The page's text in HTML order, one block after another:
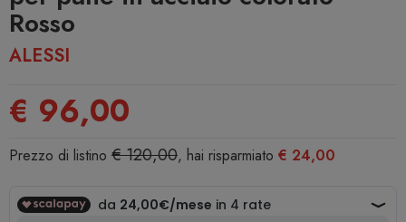
Rosso
ALESSI
€ 96,00
Prezzo di listino € 120,00, hai risparmiato € 24,00